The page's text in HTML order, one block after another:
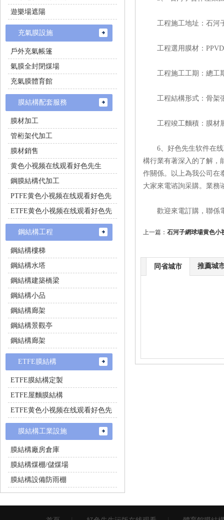
工程施工地址：石河
工程選用膜材：
工程施工工期：總工
工程結構形式：骨架
工程竣工麵積：膜材
6、好色先生软件在线
構行業有著深入的了解
作關係。以上為我公司在
大家來電谘詢采購。業務
歡迎來電訂購，聯係電
上一篇： 石河子網球場黄色
同省城市 推薦城
遊樂場遮陽
充氣膜設施
戶外充氣帳篷
氣膜全封閉煤場
充氣膜體育館
膜結構配套服務
膜材加工
管桁架代加工
膜材銷售
黄色小视频在线观看好色先生
鋼膜結構代加工
PTFE黄色小视频在线观看好色先
生施工
ETFE黄色小视频在线观看好色先
生施工
鋼結構工程
鋼結構樓梯
鋼結構水塔
鋼結構建築橋梁
鋼結構小品
鋼結構廊架
鋼結構景觀亭
鋼結構廊架
ETFE膜結構
ETFE膜結構定製
ETFE屋麵膜結構
ETFE黄色小视频在线观看好色先
生
膜結構工業設施
膜結構廠房倉庫
膜結構煤棚/儲煤場
膜結構設備防雨棚